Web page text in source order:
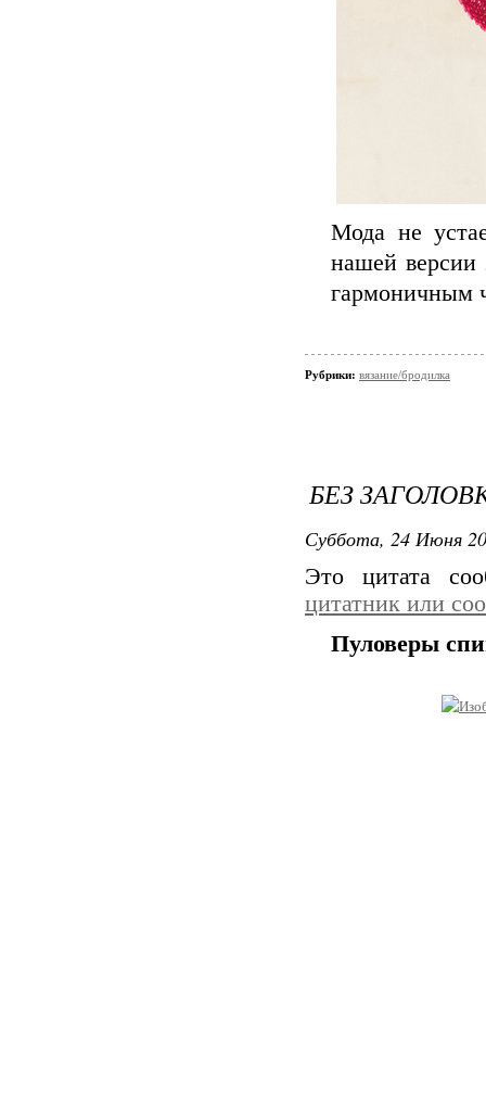
Мода не
нашей версии
гармоничным
Рубрики: вязание/бродилка
БЕЗ
Суббота, 24 Июня
Это цитата
цитатник или
Пуловеры